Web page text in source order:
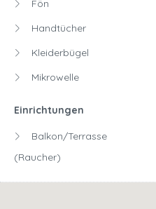
Fön
Handtücher
Kleiderbügel
Mikrowelle
Einrichtungen
Balkon/Terrasse
(Raucher)